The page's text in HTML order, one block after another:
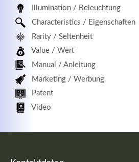
Illumination / Beleuchtung
Characteristics / Eigenschaften
Rarity / Seltenheit
Value / Wert
Manual / Anleitung
Marketing / Werbung
Patent
Video